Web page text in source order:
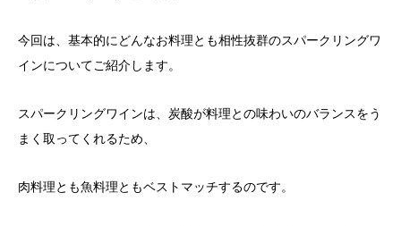
今回は、基本的にどんなお料理とも相性抜群のスパークリングワ
インについてご紹介します。
スパークリングワインは、炭酸が料理との味わいのバランスをう
まく取ってくれるため、
肉料理とも魚料理ともベストマッチするのです。